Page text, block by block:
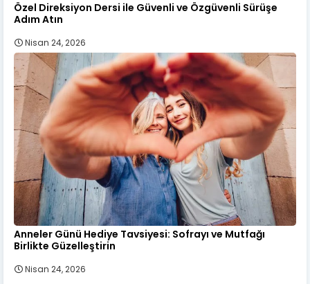
Özel Direksiyon Dersi ile Güvenli ve Özgüvenli Sürüşe
Adım Atın
Nisan 24, 2026
Anneler Günü Hediye Tavsiyesi: Sofrayı ve Mutfağı
Birlikte Güzelleştirin
Nisan 24, 2026